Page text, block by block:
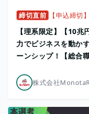
締切直前 【申込締切
【理系限定】【10
力でビジネスを動か
ーンシップ！【総合職
株式会社